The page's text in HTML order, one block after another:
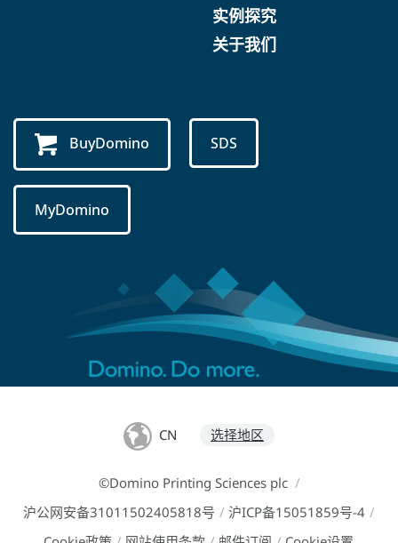
实例探究
关于我们
BuyDomino SDS
MyDomino
CN 选择地区
©Domino Printing Sciences plc /
沪公网安备31011502405818号 / 沪ICP备15051859号-4 /